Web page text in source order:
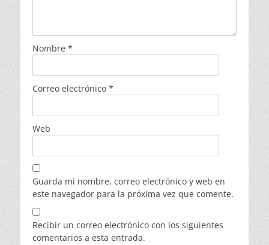
Nombre *
Correo electrónico *
Web
Guarda mi nombre, correo electrónico y web en
este navegador para la próxima vez que comente.
Recibir un correo electrónico con los siguientes
comentarios a esta entrada.